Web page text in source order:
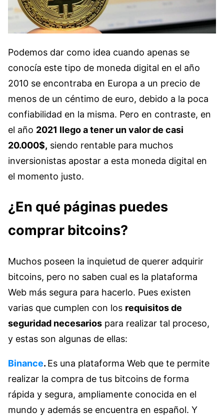
Podemos dar como idea cuando apenas se
conocía este tipo de moneda digital en el año
2010 se encontraba en Europa a un precio de
menos de un céntimo de euro, debido a la poca
confiabilidad en la misma. Pero en contraste, en
el año 2021 llego a tener un valor de casi
20.000$, siendo rentable para muchos
inversionistas apostar a esta moneda digital en
el momento justo.
¿En qué páginas puedes
comprar bitcoins?
Muchos poseen la inquietud de querer adquirir
bitcoins, pero no saben cual es la plataforma
Web más segura para hacerlo. Pues existen
varias que cumplen con los requisitos de
seguridad necesarios para realizar tal proceso,
y estas son algunas de ellas:
Binance. Es una plataforma Web que te permite
realizar la compra de tus bitcoins de forma
rápida y segura, ampliamente conocida en el
mundo y además se encuentra en español. Y